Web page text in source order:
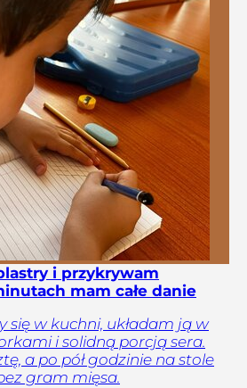
i przykrywam
mam całe danie
się w kuchni, układam ją w
i solidną porcją sera.
a po pół godzinie na stole
gram mięsa.